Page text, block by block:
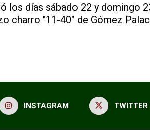
los días sábado 22 y domingo
charro "11-40" de Gómez
INSTAGRAM TWITTER